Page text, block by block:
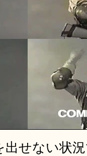
出せない状